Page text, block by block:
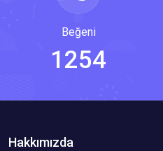
Beğeni
1254
Hakkımızda